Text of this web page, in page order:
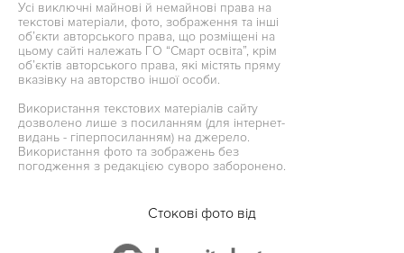
Усі виключні майнові й немайнові права на
текстові матеріали, фото, зображення та інші
об’єкти авторського права, що розміщені на
цьому сайті належать ГО “Смарт освіта”, крім
об’єктів авторського права, які містять пряму
вказівку на авторство іншої особи.
Використання текстових матеріалів сайту
дозволено лише з посиланням (для інтернет-
видань - гіперпосиланням) на джерело.
Використання фото та зображень без
погодження з редакцією суворо заборонено.
Стокові фото від